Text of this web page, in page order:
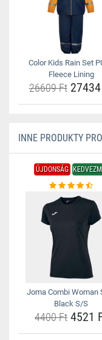
Color Kids Rain Set
Fleece Lining
26609 Ft
INNE PRODUKTY
ÚJDONSÁG
Joma Combi Woman
Black S/S
4400 Ft 4521